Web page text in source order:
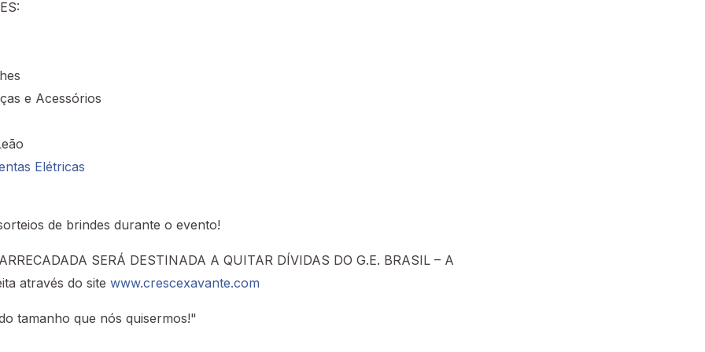
e Acessórios
Elétricas
de brindes durante o evento!
SERÁ DESTINADA A QUITAR DÍVIDAS DO G.E. BRASIL – A
através do site www.crescexavante.com
tamanho que nós quisermos!"